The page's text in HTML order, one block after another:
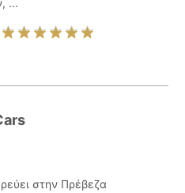
...
στην Πρέβεζα